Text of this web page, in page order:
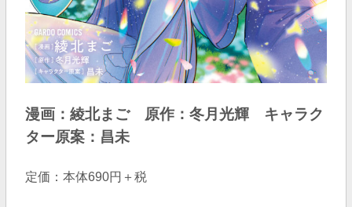
漫画：綾北まご 原作：冬月光輝 キャラク
ター原案：昌未
定価：本体690円＋税